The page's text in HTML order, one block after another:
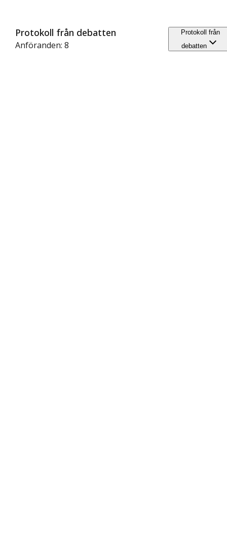
Protokoll från debatten
Anföranden: 8
Protokoll från
debatten